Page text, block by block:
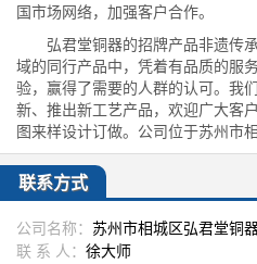
国市场网络，加强客户合作。
弘君堂铜器的招牌产品非遗传
域的同行产品中，凭着有品质的服
验，赢得了需要的人群的认可。我
新、推出新工艺产品，欢迎广大客
图来样设计订做。公司位于苏州市
联系方式
公司名称： 苏州市相城区弘君堂铜
联 系 人： 徐大师